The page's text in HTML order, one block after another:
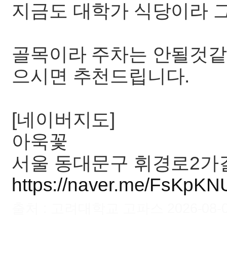
지금도 대학가 식당이라
골목이라 주차는 안될것
으시면 추천드립니다.
[네이버지도]
아욱꽃
서울 동대문구 휘경로2가
https://naver.me/